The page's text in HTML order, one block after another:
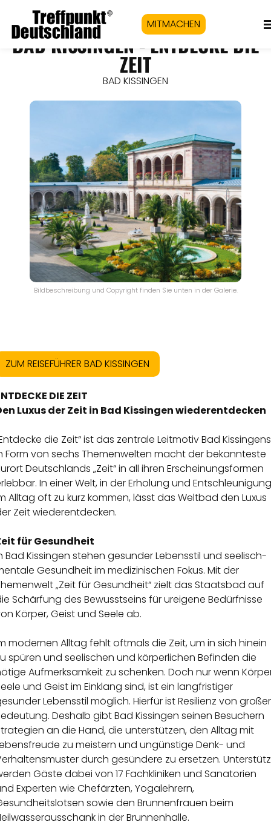
MITMACHEN
BAD KISSINGEN - ENTDECKE DIE
ZEIT
BAD KISSINGEN
Bildbeschreibung und Copyright finden Sie unten in der Galerie.
ZUM REISEFÜHRER BAD KISSINGEN
DIE ZEIT
Luxus der Zeit in Bad Kissingen wiederentdecken
die Zeit“ ist das zentrale Leitmotiv Bad
Form von sechs Themenwelten macht der bekannteste
Deutschlands „Zeit“ in all ihren Erscheinungsformen
In einer Welt, in der Erholung und Entschleunigung
Alltag oft zu kurz kommen, lässt das Weltbad den Luxus
Zeit wiederentdecken.
für Gesundheit
Bad Kissingen stehen gesunder Lebensstil und seelisch-
Gesundheit im medizinischen Fokus. Mit der
„Zeit für Gesundheit“ zielt das Staatsbad auf
Schärfung des Bewusstseins für ureigene Bedürfnisse
Körper, Geist und Seele ab.
modernen Alltag fehlt oftmals die Zeit, um in sich hinein
spüren und seelischen und körperlichen Befinden die
Aufmerksamkeit zu schenken. Doch nur wenn
und Geist im Einklang sind, ist ein langfristiger
Lebensstil möglich. Hierfür ist Resilienz von großer
Deshalb gibt Bad Kissingen seinen Besuchern
an die Hand, die unterstützen, den Alltag mit
zu meistern und ungünstige Denk- und
durch gesündere zu ersetzen.
Gäste dabei von 17 Fachkliniken und Sanatorien
Experten wie Chefärzten, Yogalehrern,
sowie den Brunnenfrauen beim
in der Brunnenhalle.